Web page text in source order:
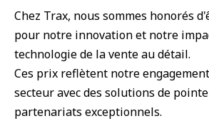
Chez Trax, nous sommes honorés
pour notre innovation et notre
technologie de la vente au détail.
Ces prix reflètent notre
secteur avec des solutions de
partenariats exceptionnels.